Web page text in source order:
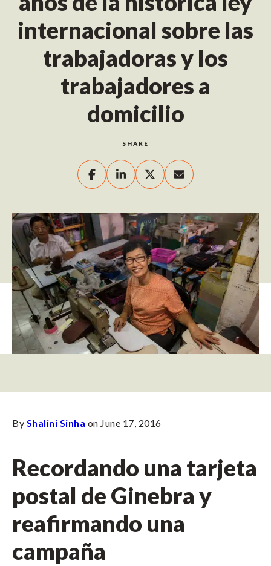
internacional sobre las
trabajadoras y los
trabajadores a
domicilio
SHARE
By Shalini Sinha on June 17, 2016
Recordando una tarjeta
postal de Ginebra y
reafirmando una
campaña